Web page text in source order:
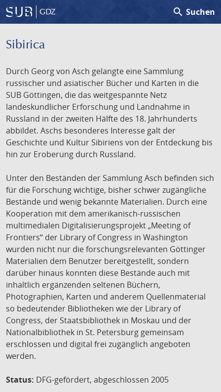
GDZ search Suchen
Sibirica
Durch Georg von Asch gelangte eine Sammlung
russischer und asiatischer Bücher und Karten in die
SUB Göttingen, die das weitgespannte Netz
landeskundlicher Erforschung und Landnahme in
Russland in der zweiten Hälfte des 18. Jahrhunderts
abbildet. Aschs besonderes Interesse galt der
Geschichte und Kultur Sibiriens von der Entdeckung bis
hin zur Eroberung durch Russland.
Unter den Beständen der Sammlung Asch befinden sich
für die Forschung wichtige, bisher schwer zugängliche
Bestände und wenig bekannte Materialien. Durch eine
Kooperation mit dem amerikanisch-russischen
multimedialen Digitalisierungsprojekt „Meeting of
Frontiers“ der Library of Congress in Washington
wurden nicht nur die forschungsrelevanten Göttinger
Materialien dem Benutzer bereitgestellt, sondern
darüber hinaus konnten diese Bestände auch mit
inhaltlich ergänzenden seltenen Büchern,
Photographien, Karten und anderem Quellenmaterial
so bedeutender Bibliotheken wie der Library of
Congress, der Staatsbibliothek in Moskau und der
Nationalbibliothek in St. Petersburg gemeinsam
erschlossen und digital frei zugänglich angeboten
werden.
Status: DFG-gefördert, abgeschlossen 2005